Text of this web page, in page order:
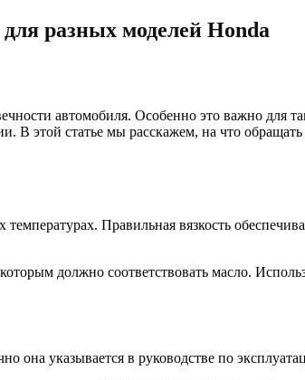
разных моделей Honda
автомобиля. Особенно это важно для
В этой статье мы расскажем, на что
Правильная вязкость
должно соответствовать масло.
она указывается в руководстве по